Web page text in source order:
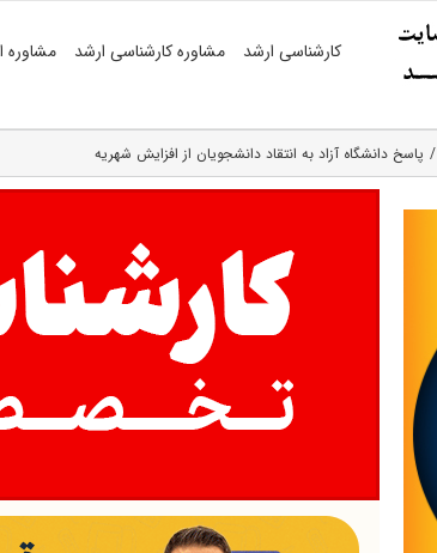
کارشناسی ارشد مشاوره کارشناسی ارشد مشاوره
پاسخ دانشگاه آزاد به انتقاد دانشجویان از افزایش شهریه